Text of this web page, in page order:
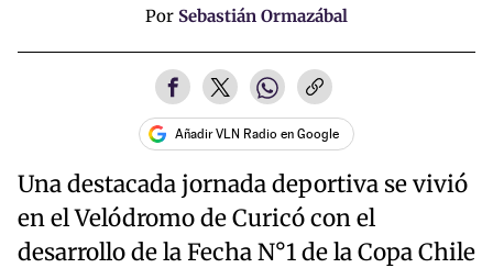
Por Sebastián Ormazábal
Añadir VLN Radio en Google
Una destacada jornada deportiva se vivió
en el Velódromo de Curicó con el
desarrollo de la Fecha N°1 de la Copa Chile